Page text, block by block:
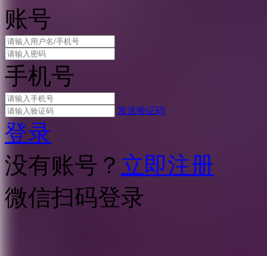
账号
手机号
发送验证码
登录
没有账号？ 立即注册
微信扫码登录